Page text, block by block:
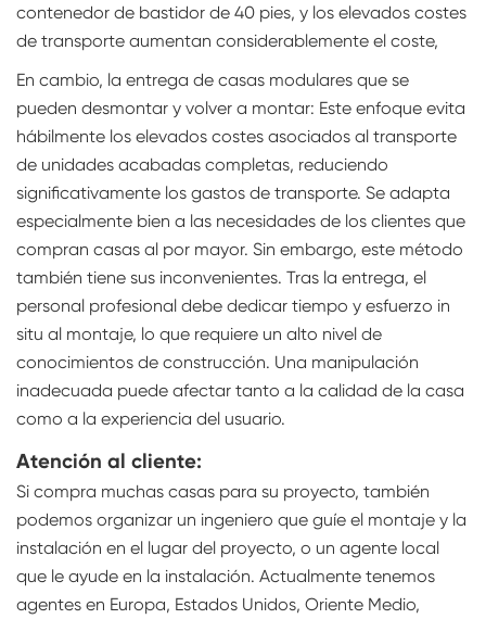
contenedor de bastidor de 40 pies, y los elevados costes
de transporte aumentan considerablemente el coste,
En cambio, la entrega de casas modulares que se
pueden desmontar y volver a montar: Este enfoque evita
hábilmente los elevados costes asociados al transporte
de unidades acabadas completas, reduciendo
significativamente los gastos de transporte. Se adapta
especialmente bien a las necesidades de los clientes que
compran casas al por mayor. Sin embargo, este método
también tiene sus inconvenientes. Tras la entrega, el
personal profesional debe dedicar tiempo y esfuerzo in
situ al montaje, lo que requiere un alto nivel de
conocimientos de construcción. Una manipulación
inadecuada puede afectar tanto a la calidad de la casa
como a la experiencia del usuario.
Atención al cliente:
Si compra muchas casas para su proyecto, también
podemos organizar un ingeniero que guíe el montaje y la
instalación en el lugar del proyecto, o un agente local
que le ayude en la instalación. Actualmente tenemos
agentes en Europa, Estados Unidos, Oriente Medio,